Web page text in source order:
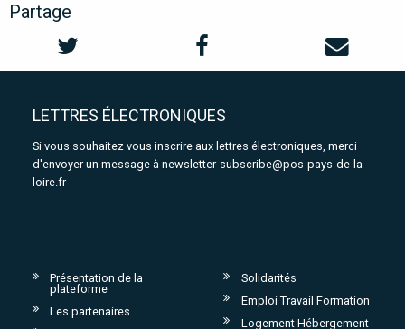
Partage
LETTRES ÉLECTRONIQUES
Si vous souhaitez vous inscrire aux lettres électroniques, merci
d'envoyer un message à newsletter-subscribe@pos-pays-de-la-
loire.fr
Présentation de la
plateforme
Les partenaires
Solidarités
Emploi Travail Formation
Logement Hébergement